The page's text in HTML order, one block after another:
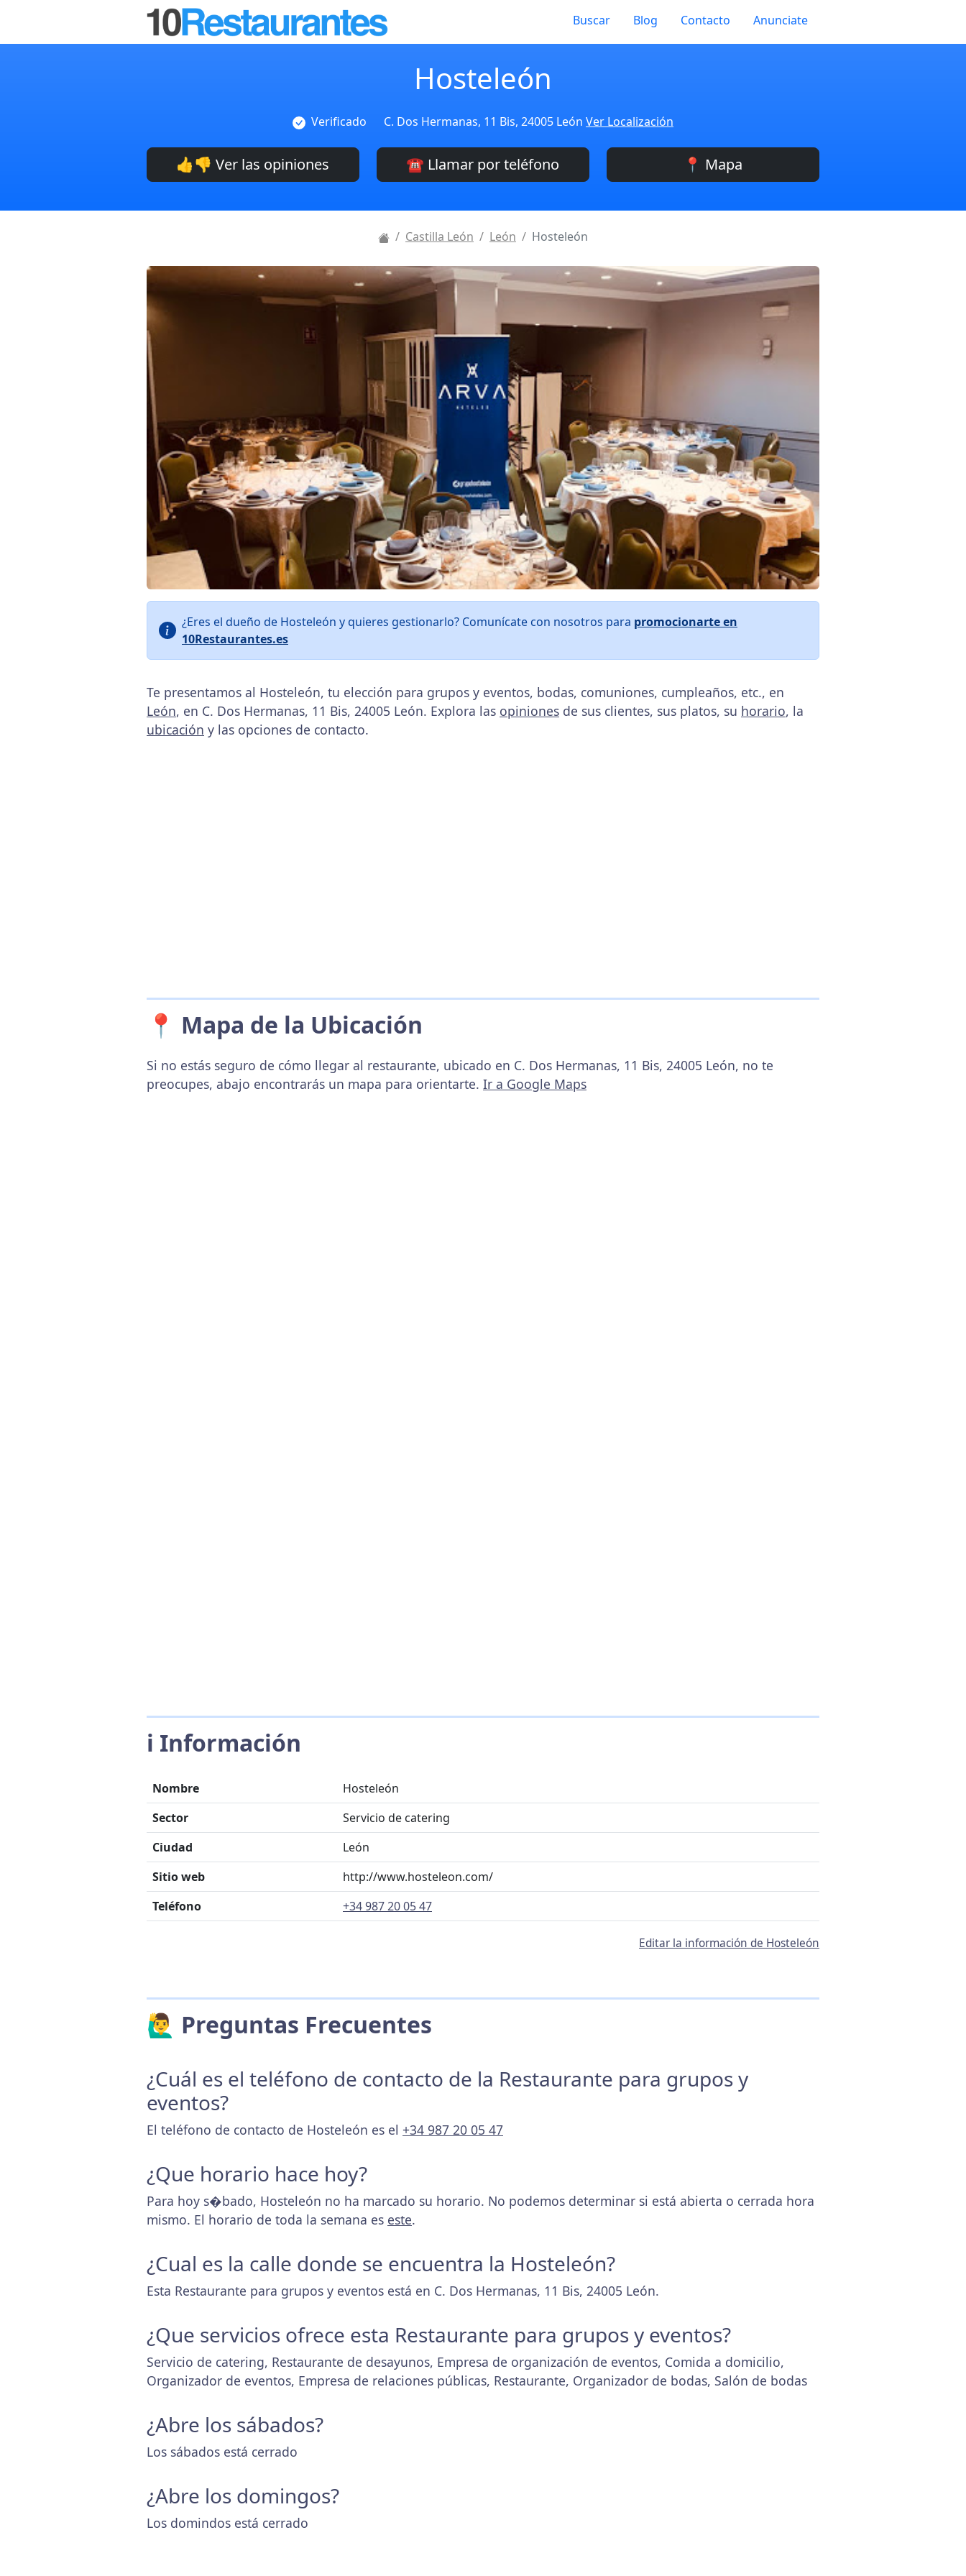
Buscar Blog Contacto Anunciate
Hosteleón
Verificado C. Dos Hermanas, 11 Bis, 24005 León Ver Localización
👍👎 Ver las opiniones ☎️ Llamar por teléfono 📍 Mapa
Castilla León León Hosteleón
¿Eres el dueño de Hosteleón y quieres gestionarlo? Comunícate con nosotros para promocionarte en
10Restaurantes.es
Te presentamos al Hosteleón, tu elección para grupos y eventos, bodas, comuniones, cumpleaños, etc., en
León, en C. Dos Hermanas, 11 Bis, 24005 León. Explora las opiniones de sus clientes, sus platos, su horario, la
ubicación y las opciones de contacto.
📍 Mapa de la Ubicación
Si no estás seguro de cómo llegar al restaurante, ubicado en C. Dos Hermanas, 11 Bis, 24005 León, no te
preocupes, abajo encontrarás un mapa para orientarte. Ir a Google Maps
ℹ️ Información
Nombre
Hosteleón
Sector
Servicio de catering
Ciudad
León
Sitio web
http://www.hosteleon.com/
Teléfono
+34 987 20 05 47
Editar la información de Hosteleón
🙋‍♂️ Preguntas Frecuentes
¿Cuál es el teléfono de contacto de la Restaurante para grupos y
eventos?
El teléfono de contacto de Hosteleón es el +34 987 20 05 47
¿Que horario hace hoy?
Para hoy s�bado, Hosteleón no ha marcado su horario. No podemos determinar si está abierta o cerrada hora
mismo. El horario de toda la semana es este.
¿Cual es la calle donde se encuentra la Hosteleón?
Esta Restaurante para grupos y eventos está en C. Dos Hermanas, 11 Bis, 24005 León.
¿Que servicios ofrece esta Restaurante para grupos y eventos?
Servicio de catering, Restaurante de desayunos, Empresa de organización de eventos, Comida a domicilio,
Organizador de eventos, Empresa de relaciones públicas, Restaurante, Organizador de bodas, Salón de bodas
¿Abre los sábados?
Los sábados está cerrado
¿Abre los domingos?
Los domindos está cerrado